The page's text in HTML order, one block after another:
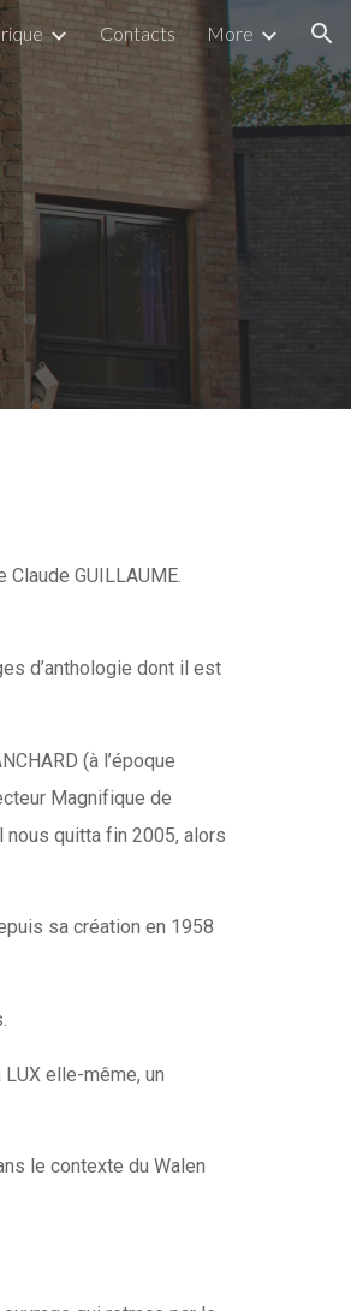
Contacts More
GUILLAUME.
d’anthologie dont il est
(à l’époque
Magnifique de
nous quitta fin 2005, alors
sa création en 1958
elle-même, un
le contexte du Walen